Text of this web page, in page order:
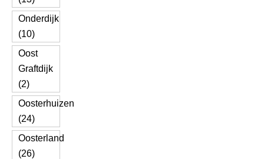
Onderdijk
(10)
Oost
Graftdijk
(2)
Oosterhuizen
(24)
Oosterland
(26)